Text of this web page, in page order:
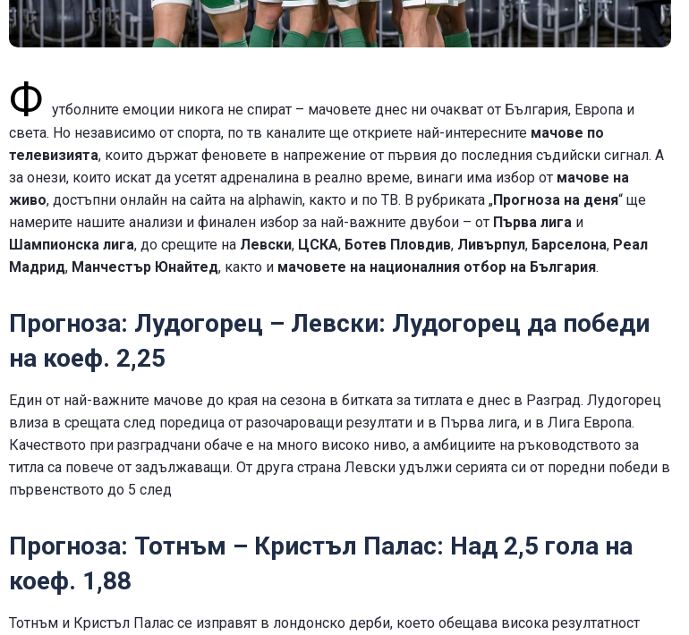
Ф утболните емоции никога не спират – мачовете днес ни очакват от България, Европа и
света. Но независимо от спорта, по тв каналите ще откриете най-интересните мачове по
телевизията, които държат феновете в напрежение от първия до последния съдийски сигнал. А
за онези, които искат да усетят адреналина в реално време, винаги има избор от мачове на
живо, достъпни онлайн на сайта на alphawin, както и по ТВ. В рубриката „Прогноза на деня“ ще
намерите нашите анализи и финален избор за най-важните двубои – от Първа лига и
Шампионска лига, до срещите на Левски, ЦСКА, Ботев Пловдив, Ливърпул, Барселона, Реал
Мадрид, Манчестър Юнайтед, както и мачовете на националния отбор на България.
Прогноза: Лудогорец – Левски: Лудогорец да победи
на коеф. 2,25
Един от най-важните мачове до края на сезона в битката за титлата е днес в Разград. Лудогорец
влиза в срещата след поредица от разочароващи резултати и в Първа лига, и в Лига Европа.
Качеството при разградчани обаче е на много високо ниво, а амбициите на ръководството за
титла са повече от задължаващи. От друга страна Левски удължи серията си от поредни победи в
първенството до 5 след
Прогноза: Тотнъм – Кристъл Палас: Над 2,5 гола на
коеф. 1,88
Тотнъм и Кристъл Палас се изправят в лондонско дерби, което обещава висока резултатност